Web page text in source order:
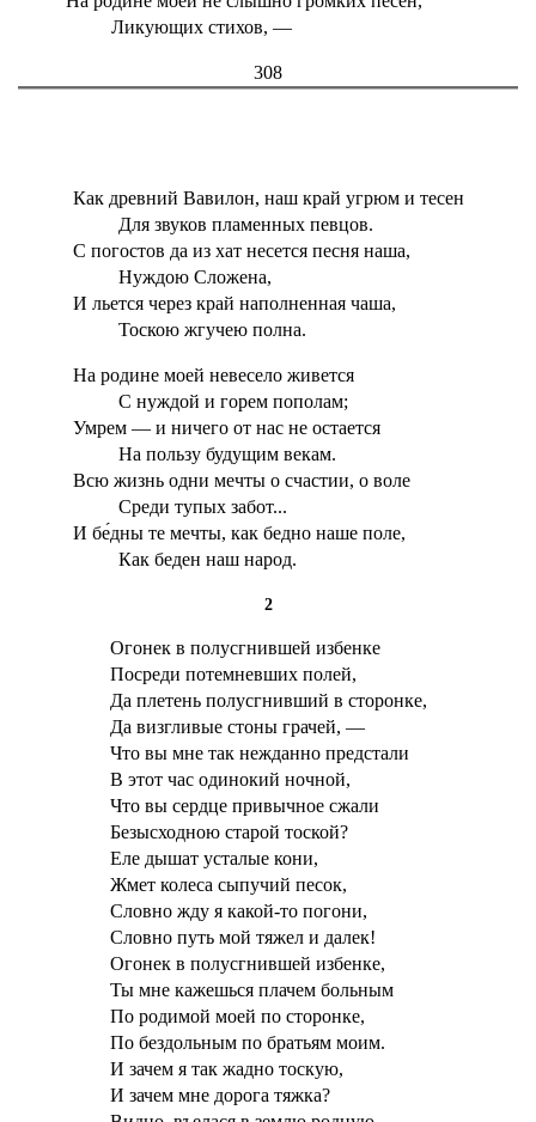
Ликующих стихов, —
308
Как древний Вавилон, наш край угрюм и тесен
Для звуков пламенных певцов.
С погостов да из хат несется песня наша,
Нуждою Сложена,
И льется через край наполненная чаша,
Тоскою жгучею полна.
На родине моей невесело живется
С нуждой и горем пополам;
Умрем — и ничего от нас не остается
На пользу будущим векам.
Всю жизнь одни мечты о счастии, о воле
Среди тупых забот...
И бе́дны те мечты, как бедно наше поле,
Как беден наш народ.
2
Огонек в полусгнившей избенке
Посреди потемневших полей,
Да плетень полусгнивший в сторонке,
Да визгливые стоны грачей, —
Что вы мне так нежданно предстали
В этот час одинокий ночной,
Что вы сердце привычное сжали
Безысходною старой тоской?
Еле дышат усталые кони,
Жмет колеса сыпучий песок,
Словно жду я какой-то погони,
Словно путь мой тяжел и далек!
Огонек в полусгнившей избенке,
Ты мне кажешься плачем больным
По родимой моей по сторонке,
По бездольным по братьям моим.
И зачем я так жадно тоскую,
И зачем мне дорога тяжка?